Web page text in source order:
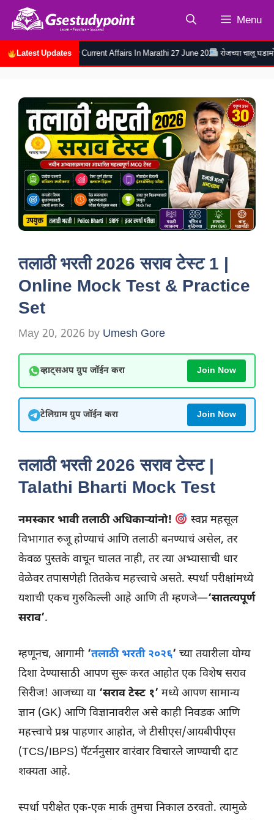
Skip
content
Menu
Latest Updates
| Daily Current Affairs In Marathi 27 June 2026रोजच्या चालू घडामोडी २६ जुन
तलाठी भरती 2026 सराव टेस्ट 1 |
Online Mock Test & Practice
Set
May 20, 2026 by Umesh Gore
व्हाट्सअप ग्रुप जॉईन करा Join Now
टेलिग्राम ग्रुप जॉईन करा Join Now
तलाठी भरती 2026 सराव टेस्ट |
Talathi Bharti Mock Test
नमस्कार भावी तलाठी अधिकाऱ्यांनो!
स्वप्न महसूल
विभागात रुजू होण्याचं आणि तलाठी बनण्याचं असेल, तर
केवळ पुस्तके वाचून चालत नाही, तर त्या अभ्यासाची धार
वेळेवर तपासणेही तितकेच महत्त्वाचे असते. स्पर्धा परीक्षांमध्ये
यशाची एकच गुरुकिल्ली आहे आणि ती म्हणजे—‘सातत्यपूर्ण
सराव’.
म्हणूनच, आगामी ‘तलाठी भरती २०२६‘ च्या तयारीला योग्य
दिशा देण्यासाठी आपण सुरू करत आहोत एक विशेष सराव
सिरीज! आजच्या या ‘सराव टेस्ट १’ मध्ये आपण सामान्य
ज्ञान (GK) आणि विज्ञानावरील असे काही निवडक आणि
महत्त्वाचे प्रश्न पाहणार आहोत, जे टीसीएस/आयबीपीएस
(TCS/IBPS) पॅटर्ननुसार वारंवार विचारले जाण्याची दाट
शक्यता आहे.
स्पर्धा परीक्षेत एक-एक मार्क तुमचा निकाल ठरवतो. त्यामुळे